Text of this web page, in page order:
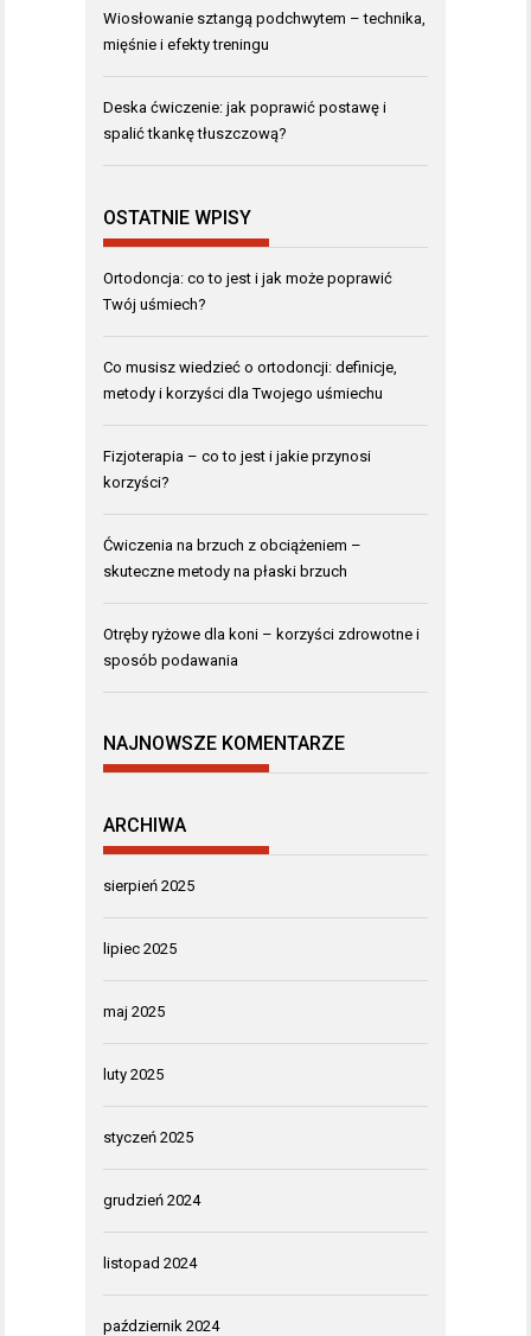
Wiosłowanie sztangą podchwytem – technika,
mięśnie i efekty treningu
Deska ćwiczenie: jak poprawić postawę i
spalić tkankę tłuszczową?
OSTATNIE WPISY
Ortodoncja: co to jest i jak może poprawić
Twój uśmiech?
Co musisz wiedzieć o ortodoncji: definicje,
metody i korzyści dla Twojego uśmiechu
Fizjoterapia – co to jest i jakie przynosi
korzyści?
Ćwiczenia na brzuch z obciążeniem –
skuteczne metody na płaski brzuch
Otręby ryżowe dla koni – korzyści zdrowotne i
sposób podawania
NAJNOWSZE KOMENTARZE
ARCHIWA
sierpień 2025
lipiec 2025
maj 2025
luty 2025
styczeń 2025
grudzień 2024
listopad 2024
październik 2024